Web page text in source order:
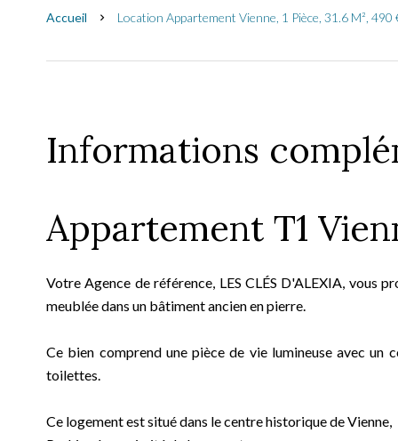
Accueil Location Appartement Vienne, 1 Pièce, 31.6 M², 490
Informations
Appartement T1
Votre Agence de référence, LES CLÉS D'ALEXIA, vous
meublée dans un bâtiment ancien en pierre.
Ce bien comprend une pièce de vie lumineuse avec un
toilettes.
Ce logement est situé dans le centre historique de Vienne,